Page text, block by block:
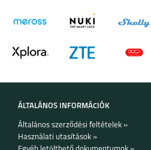
ÁLTALÁNOS INFORMÁCIÓK
Általános szerződési feltételek »
Használati utasítások »